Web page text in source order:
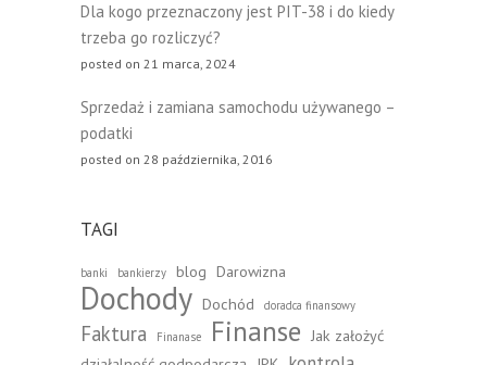
Dla kogo przeznaczony jest PIT-38 i do kiedy
trzeba go rozliczyć?
posted on 21 marca, 2024
Sprzedaż i zamiana samochodu używanego –
podatki
posted on 28 października, 2016
TAGI
banki bankierzy blog Darowizna
Dochody Dochód doradca finansowy
Faktura Finanase Finanse Jak założyć